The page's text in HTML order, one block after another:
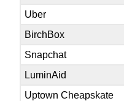
Uber
BirchBox
Snapchat
LuminAid
Uptown Cheapskate